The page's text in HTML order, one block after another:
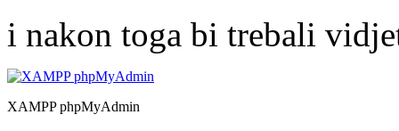
i nakon toga bi trebali
XAMPP phpMyAdmin